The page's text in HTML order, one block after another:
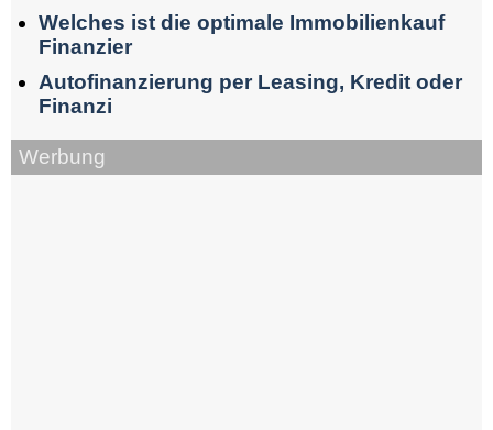
Welches ist die optimale Immobilienkauf
Finanzier
Autofinanzierung per Leasing, Kredit oder
Finanzi
Werbung